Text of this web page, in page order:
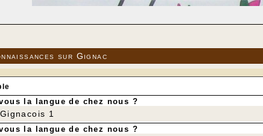
sur Gignac
la langue de chez nous ?
1
la langue de chez nous ?